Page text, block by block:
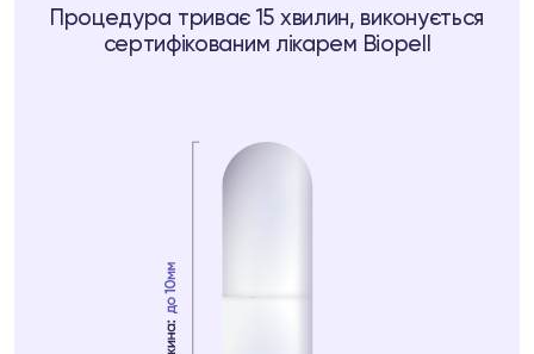
Процедура триває 15 хвилин, виконується
сертифікованим лікарем Biopell